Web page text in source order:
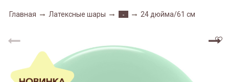
Главная Латексные шары - 24 дюйма/61 см